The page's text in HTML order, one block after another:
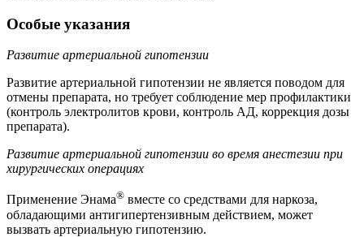
Особые указания
Развитие артериальной гипотензии
Развитие артериальной гипотензии не является поводом для
отмены препарата, но требует соблюдение мер профилактики
(контроль электролитов крови, контроль АД, коррекция дозы
препарата).
Развитие артериальной гипотензии во время анестезии при
хирургических операциях
Применение Энама® вместе со средствами для наркоза,
обладающими антигипертензивным действием, может
вызвать артериальную гипотензию.